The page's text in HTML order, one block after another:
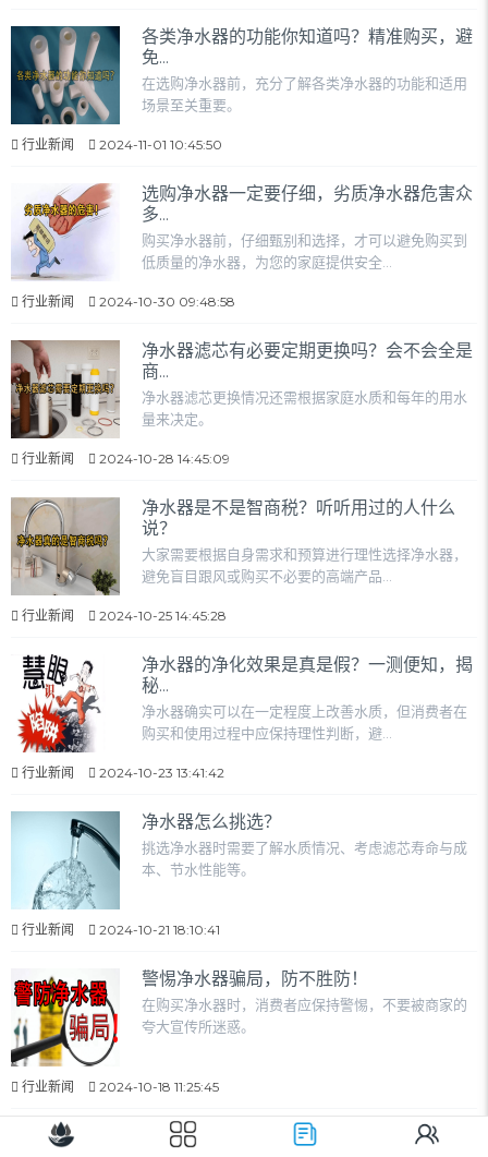
各类净水器的功能你知道吗？精准购买，避
免...
在选购净水器前，充分了解各类净水器的功能和适用
场景至关重要。
行业新闻 2024-11-01 10:45:50
选购净水器一定要仔细，劣质净水器危害众
多...
购买净水器前，仔细甄别和选择，才可以避免购买到
低质量的净水器，为您的家庭提供安全...
行业新闻 2024-10-30 09:48:58
净水器滤芯有必要定期更换吗？会不会全是
商...
净水器滤芯更换情况还需根据家庭水质和每年的用水
量来决定。
行业新闻 2024-10-28 14:45:09
净水器是不是智商税？听听用过的人什么
说？
大家需要根据自身需求和预算进行理性选择净水器，
避免盲目跟风或购买不必要的高端产品...
行业新闻 2024-10-25 14:45:28
净水器的净化效果是真是假？一测便知，揭
秘...
净水器确实可以在一定程度上改善水质，但消费者在
购买和使用过程中应保持理性判断，避...
行业新闻 2024-10-23 13:41:42
净水器怎么挑选？
挑选净水器时需要了解水质情况、考虑滤芯寿命与成
本、节水性能等。
行业新闻 2024-10-21 18:10:41
警惕净水器骗局，防不胜防！
在购买净水器时，消费者应保持警惕，不要被商家的
夸大宣传所迷惑。
行业新闻 2024-10-18 11:25:45